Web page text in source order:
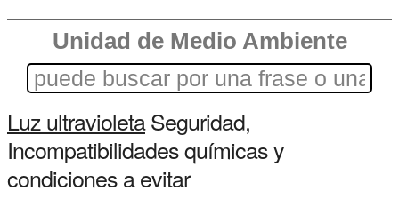
Unidad de Medio Ambiente
Luz ultravioletaSeguridad,
Incompatibilidades químicas y
condiciones a evitar